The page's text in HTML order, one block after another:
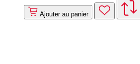
Ajouter au panier